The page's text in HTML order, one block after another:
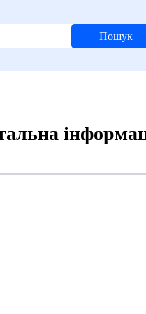
Пошук